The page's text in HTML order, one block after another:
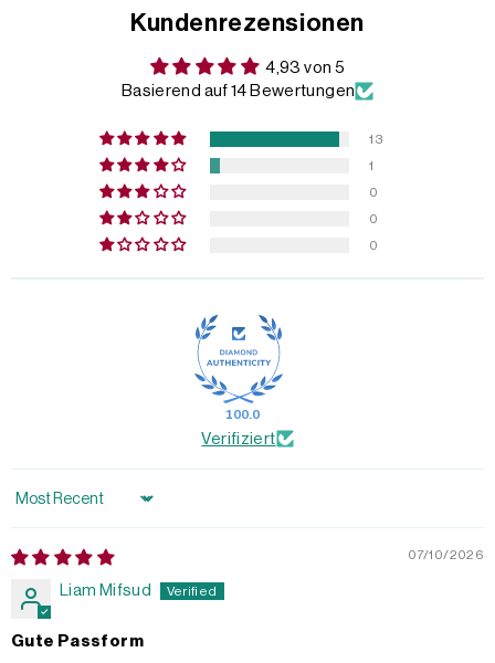
Kundenrezensionen
4,93 von 5
Basierend auf 14 Bewertungen
13
1
0
0
0
100.0
Verifiziert
Sort by
07/10/2026
Liam Mifsud
Gute Passform